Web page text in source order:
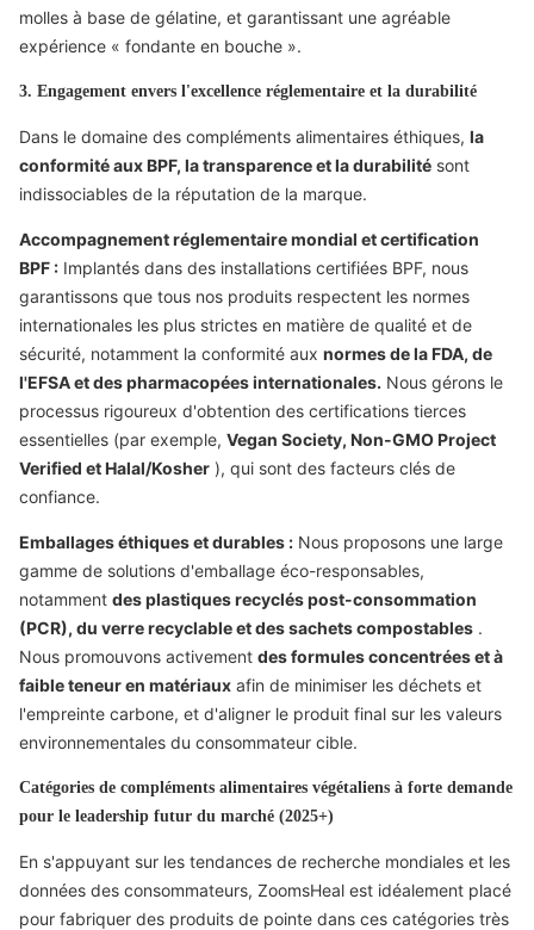
molles à base de gélatine, et garantissant une agréable
expérience « fondante en bouche ».
3. Engagement envers l'excellence réglementaire et la durabilité
Dans le domaine des compléments alimentaires éthiques, la
conformité aux BPF, la transparence et la durabilité sont
indissociables de la réputation de la marque.
Accompagnement réglementaire mondial et certification
BPF : Implantés dans des installations certifiées BPF, nous
garantissons que tous nos produits respectent les normes
internationales les plus strictes en matière de qualité et de
sécurité, notamment la conformité aux normes de la FDA, de
l'EFSA et des pharmacopées internationales. Nous gérons le
processus rigoureux d'obtention des certifications tierces
essentielles (par exemple, Vegan Society, Non-GMO Project
Verified et Halal/Kosher ), qui sont des facteurs clés de
confiance.
Emballages éthiques et durables : Nous proposons une large
gamme de solutions d'emballage éco-responsables,
notamment des plastiques recyclés post-consommation
(PCR), du verre recyclable et des sachets compostables .
Nous promouvons activement des formules concentrées et à
faible teneur en matériaux afin de minimiser les déchets et
l'empreinte carbone, et d'aligner le produit final sur les valeurs
environnementales du consommateur cible.
Catégories de compléments alimentaires végétaliens à forte demande
pour le leadership futur du marché (2025+)
En s'appuyant sur les tendances de recherche mondiales et les
données des consommateurs, ZoomsHeal est idéalement placé
pour fabriquer des produits de pointe dans ces catégories très